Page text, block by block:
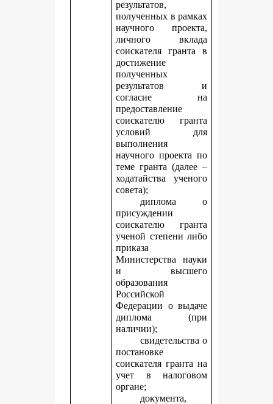
результатов,
полученных в рамках
научного проекта,
личного вклада
соискателя гранта в
достижение
полученных
результатов и
согласие на
предоставление
соискателю гранта
условий для
выполнения
научного проекта по
теме гранта (далее –
ходатайства ученого
совета);
диплома о
присуждении
соискателю гранта
ученой степени либо
приказа
Министерства науки
и высшего
образования
Российской
Федерации о выдаче
диплома (при
наличии);
свидетельства о
постановке
соискателя гранта на
учет в налоговом
органе;
документа,